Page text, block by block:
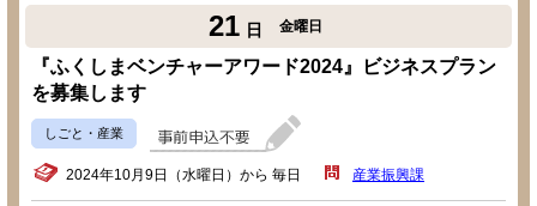
21 日 金曜日
『ふくしまベンチャーアワード2024』ビジネスプラン
を募集します
しごと・産業
2024年10月9日（水曜日）から 毎日 産業振興課